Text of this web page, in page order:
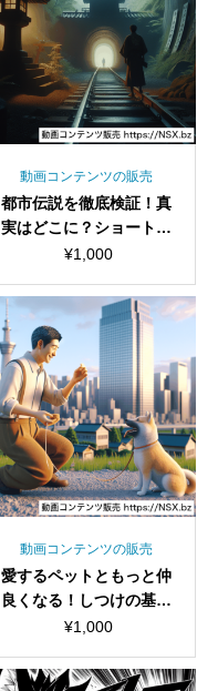
動画コンテンツの販売
都市伝説を徹底検証！真
実はどこに？ショート動
画セット
¥1,000
動画コンテンツの販売
愛するペットともっと仲
良くなる！しつけの基本
を学ぼうショート動画セ
¥1,000